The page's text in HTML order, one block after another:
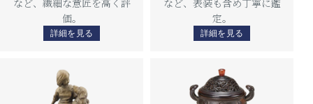
など、繊細な意匠を高く評
価。
詳細を見る
など、表装も含め丁寧に鑑
定。
詳細を見る